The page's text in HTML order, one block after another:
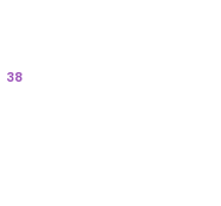
38